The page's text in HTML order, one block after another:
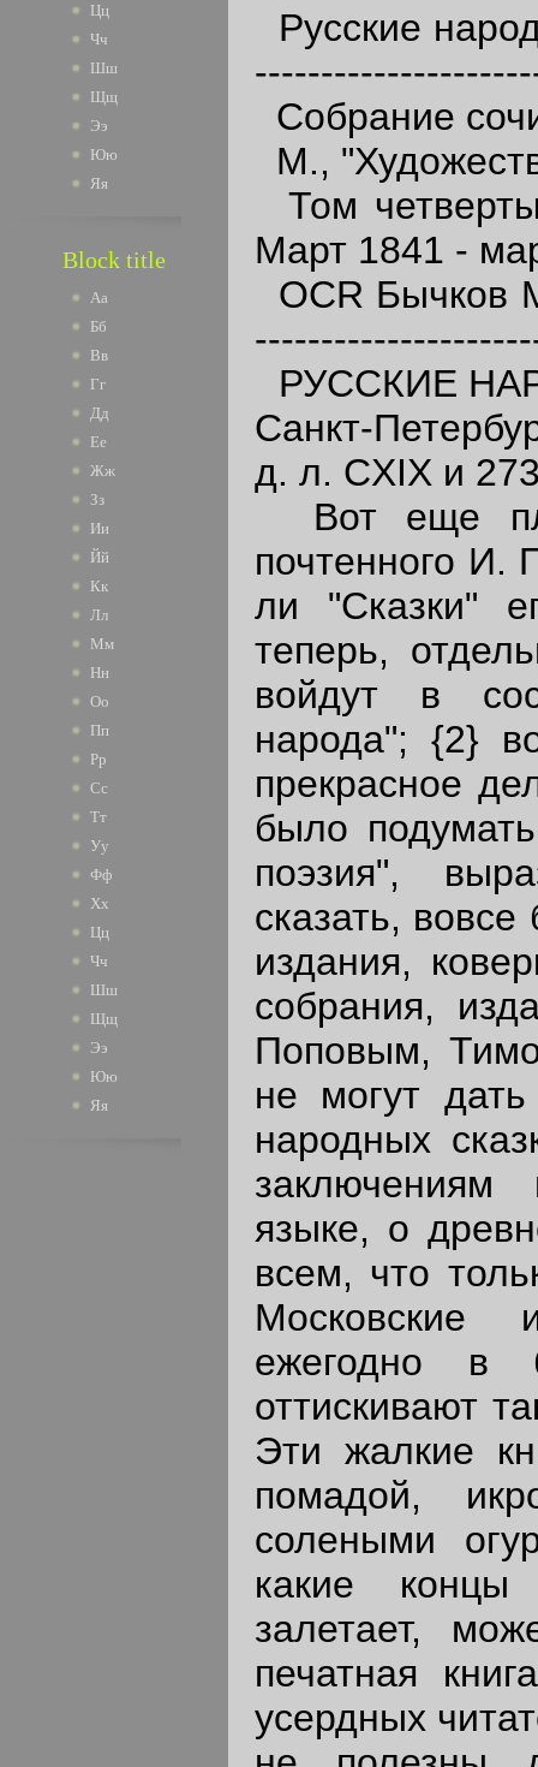
Цц
Чч
Шш
Щщ
Ээ
Юю
Яя
Block title
Аа
Бб
Вв
Гг
Дд
Ее
Жж
Зз
Ии
Йй
Кк
Лл
Мм
Нн
Оо
Пп
Рр
Сс
Тт
Уу
Фф
Хх
Цц
Чч
Шш
Щщ
Ээ
Юю
Яя
Русские
Собрание
М.,
Том
Март 1841 -
OCR Бычков
РУССКИЕ
Санкт-
д. л. CXIX и
Вот еще
почтенного И.
ли "Сказки"
теперь,
войдут в
народа"; {2}
прекрасное
было
поэзия",
сказать,
издания,
собрания,
Поповым,
не могут
народных
языке, о
всем, что
Московские
ежегодно в
оттискивают
Эти жалкие
помадой,
солеными
какие
залетает,
печатная
усердных